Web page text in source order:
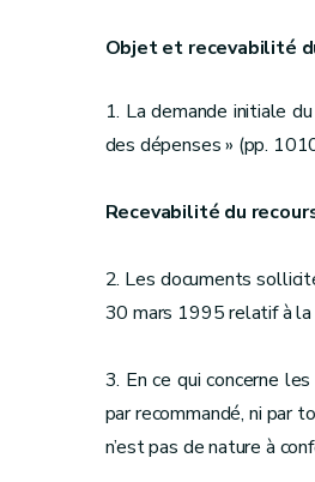
Objet et recevabilité
1. La demande initiale
des dépenses » (pp.
Recevabilité du
2. Les documents
30 mars 1995 relatif à la
3. En ce qui concerne
par recommandé, ni par
n’est pas de nature à